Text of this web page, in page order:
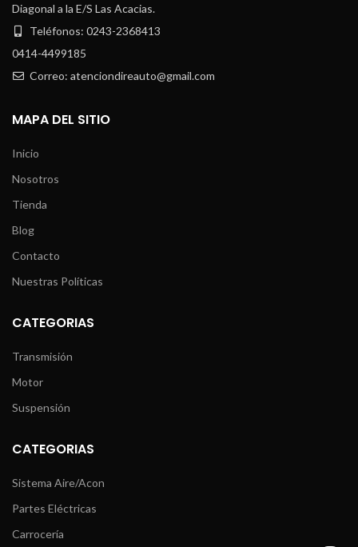
Diagonal a la E/S Las Acacias.
Teléfonos: 0243-2368413
0414-4499185
Correo: atenciondireauto@gmail.com
MAPA DEL SITIO
Inicio
Nosotros
Tienda
Blog
Contacto
Nuestras Políticas
CATEGORIAS
Transmisión
Motor
Suspensión
CATEGORIAS
Sistema Aire/Acon
Partes Eléctricas
Carrocería